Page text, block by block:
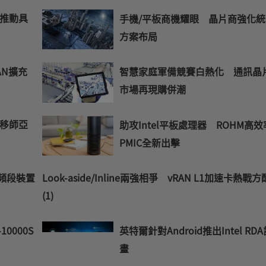
動具
擴充
師亞
段裝置
手機/平板商機耀眼 晶片商強化
方案布局
智慧家庭軍備競賽白熱化 通訊晶
市場再現購併潮
助攻Intel平板處理器 ROHM高效
PMIC全新出擊
Look-aside/Inline兩強相爭 vRAN L1加速卡熱戰方
(1)
英特爾針對Android推出Intel RDA
畫